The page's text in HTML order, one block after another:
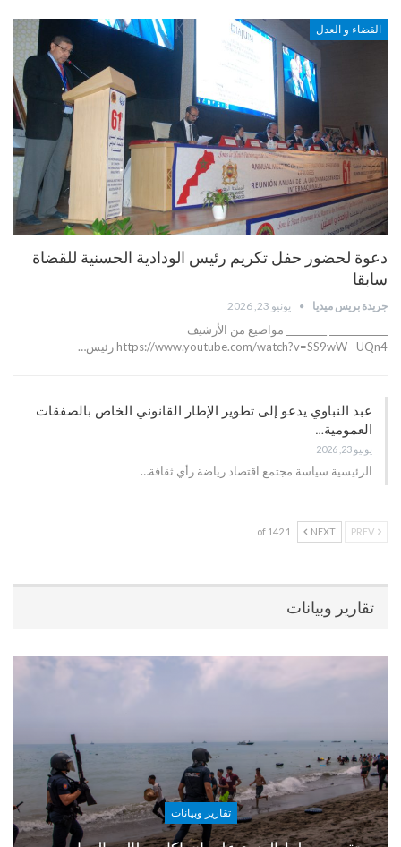
القضاء و العدل
دعوة لحضور حفل تكريم رئيس الودادية الحسنية للقضاة
سابقا
جريدة بريس ميديا يونيو 23, 2026
_____________ _________ مواضيع من الأرشيف
https://www.youtube.com/watch?v=SS9wW--UQn4 رئيس…
عبد النباوي يدعو إلى تطوير الإطار القانوني الخاص بالصفقات
العمومية…
يونيو 23, 2026
الرئيسية سياسة مجتمع اقتصاد رياضة رأي ثقافة…
NEXT
1 of 142
تقارير وبيانات
تقارير وبيانات